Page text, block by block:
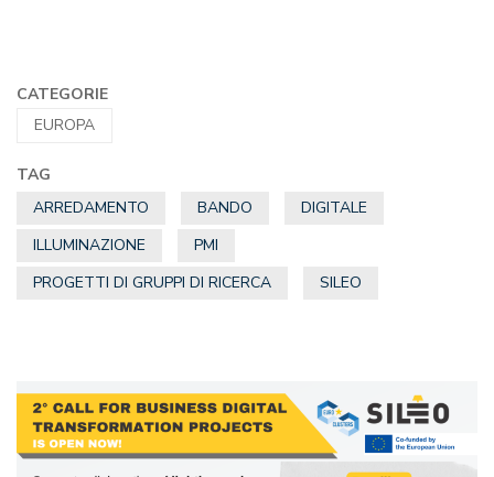
CATEGORIE
EUROPA
TAG
ARREDAMENTO
BANDO
DIGITALE
ILLUMINAZIONE
PMI
PROGETTI DI GRUPPI DI RICERCA
SILEO